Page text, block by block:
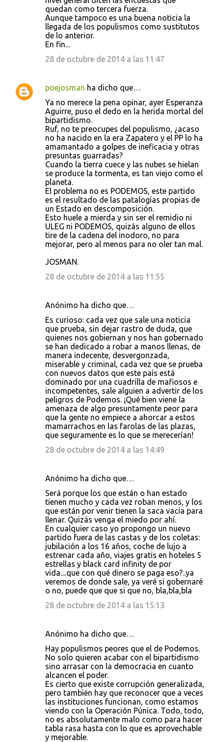
quedan como tercera fuerza.
Aunque tampoco es una buena noticia la
llegada de los populismos como sustitutos
de lo anterior.
En fin...
28 de octubre de 2014 a las 11:47
poejosman ha dicho que…
Ya no merece la pena opinar, ayer Esperanza
Aguirre, puso el dedo en la herida mortal del
bipartidismo.
Ruf, no te preocupes del populismo, ¿acaso
no ha nacido en la era Zapatero y el PP lo ha
amamantado a golpes de ineficacia y otras
presuntas guarradas?
Cuando la tierra cuece y las nubes se hielan
se produce la tormenta, es tan viejo como el
planeta.
El problema no es PODEMOS, este partido
es el resultado de las patalogías propias de
un Estado en descomposición.
Esto huele a mierda y sin ser el remidio ni
ULEG ni PODEMOS, quizás alguno de ellos
tire de la cadena del inodoro, no para
mejorar, pero al menos para no oler tan mal.
JOSMAN.
28 de octubre de 2014 a las 11:55
Anónimo ha dicho que…
Es curioso: cada vez que sale una noticia
que prueba, sin dejar rastro de duda, que
quienes nos gobiernan y nos han gobernado
se han dedicado a robar a manos llenas, de
manera indecente, desvergonzada,
miserable y criminal, cada vez que se prueba
con nuevos datos que este país está
dominado por una cuadrilla de mafiosos e
incompetentes, sale alguien a advertir de los
peligros de Podemos. ¡Qué bien viene la
amenaza de algo presuntamente peor para
que la gente no empiece a ahorcar a estos
mamarrachos en las farolas de las plazas,
que seguramente es lo que se merecerían!
28 de octubre de 2014 a las 14:49
Anónimo ha dicho que…
Será porque los que están o han estado
tienen mucho y cada vez roban menos, y los
que están por venir tienen la saca vacía para
llenar. Quizás venga el miedo por ahí.
En cualquier caso yo propongo un nuevo
partido fuera de las castas y de los coletas:
jubilación a los 16 años, coche de lujo a
estrenar cada año, viajes gratis en hoteles 5
estrellas y black card infinity de por
vida....que con qué dinero se paga eso?..ya
veremos de donde sale, ya veré si gobernaré
o no, puede que que si que no, bla,bla,bla
28 de octubre de 2014 a las 15:13
Anónimo ha dicho que…
Hay populismos peores que el de Podemos.
No solo quieren acabar con el bipartidismo
sino arrasar con la democracia en cuanto
alcancen el poder.
Es cierto que existe corrupción generalizada,
pero también hay que reconocer que a veces
las instituciones funcionan, como estamos
viendo con la Operación Púnica. Todo, todo,
no es absolutamente malo como para hacer
tabla rasa hasta con lo que es aprovechable
y mejorable.